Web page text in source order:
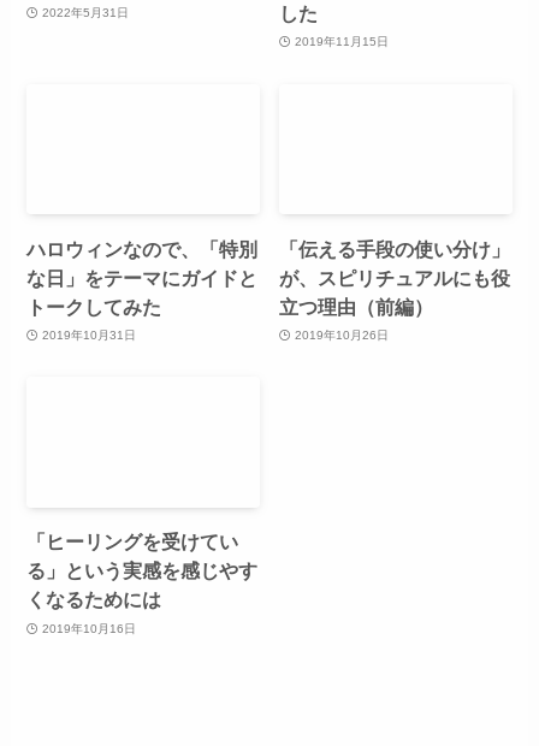
2022年5月31日
した
2019年11月15日
ハロウィンなので、「特別
な日」をテーマにガイドと
トークしてみた
2019年10月31日
「伝える手段の使い分け」
が、スピリチュアルにも役
立つ理由（前編）
2019年10月26日
「ヒーリングを受けてい
る」という実感を感じやす
くなるためには
2019年10月16日